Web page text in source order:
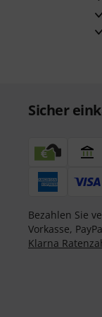
Sicher
Bezahlen Sie
Vorkasse,
Klarna